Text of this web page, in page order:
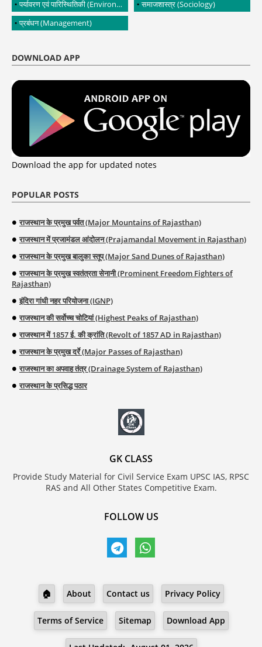
पर्यावरण एवं पारिस्थितिकी (Environment and Ecology)
समाजशास्त्र (Sociology)
प्रबंधन (Management)
DOWNLOAD APP
Download the app for updated notes
POPULAR POSTS
राजस्थान के प्रमुख पर्वत (Major Mountains of Rajasthan)
राजस्थान में प्रजामंडल आंदोलन (Prajamandal Movement in Rajasthan)
राजस्थान के प्रमुख बालुका स्तूप (Major Sand Dunes of Rajasthan)
राजस्थान के प्रमुख स्वतंत्रता सेनानी (Prominent Freedom Fighters of
Rajasthan)
इंदिरा गांधी नहर परियोजना (IGNP)
राजस्थान की सर्वोच्च चोटियां (Highest Peaks of Rajasthan)
राजस्थान में 1857 ई. की क्रांति (Revolt of 1857 AD in Rajasthan)
राजस्थान के प्रमुख दर्रे (Major Passes of Rajasthan)
राजस्थान का अपवाह तंत्र (Drainage System of Rajasthan)
राजस्थान के प्रसिद्ध पठार
GK CLASS
Provide Study Material for Civil Service Exam UPSC IAS, RPSC
RAS and All Other States Competitive Exam.
FOLLOW US
🏠 About Contact us Privacy Policy
Terms of Service Sitemap Download App